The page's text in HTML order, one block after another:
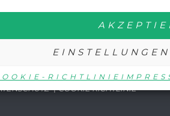
RICHTLINIE
|COOKIE RICHTLINIE